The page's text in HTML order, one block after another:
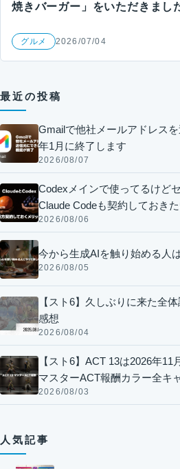
焼きバーガー」をいただきまし
グルメ 2026/07/04
最近の投稿
Gmailで他社メールアドレス
年1月に終了します
2026/08/07
Codexメインで使ってるけど
Claude Codeも契約しておき
2026/08/06
今から生成AIを触り始める人
2026/08/05
【スト6】久しぶりに来た全
感想
2026/08/04
【スト6】ACT 13は2026年
マスターACT報酬カラー全キ
2026/08/03
人気記事